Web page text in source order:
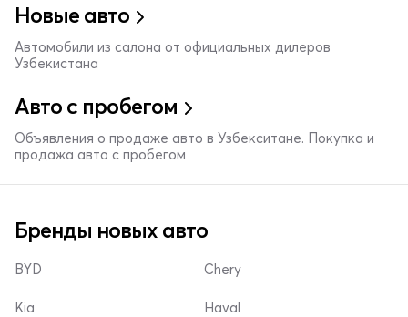
Новые авто
Автомобили из салона от официальных дилеров
Узбекистана
Авто с пробегом
Объявления о продаже авто в Узбекситане. Покупка и
продажа авто с пробегом
Бренды новых авто
BYD
Kia
Chery
Haval